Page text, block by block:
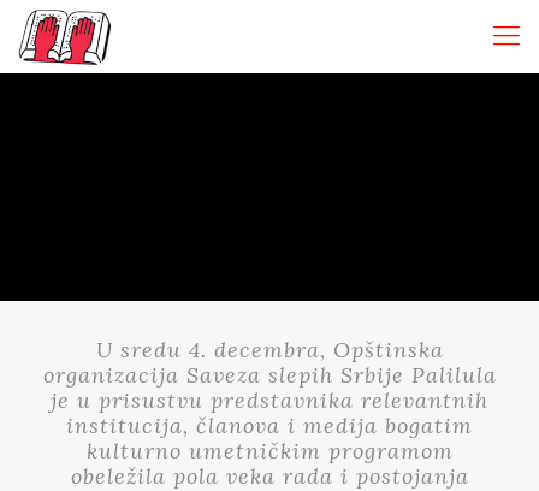
U sredu 4. decembra, Opštinska
organizacija Saveza slepih Srbije Palilula
je u prisustvu predstavnika relevantnih
institucija, članova i medija bogatim
kulturno umetničkim programom
obeležila pola veka rada i postojanja